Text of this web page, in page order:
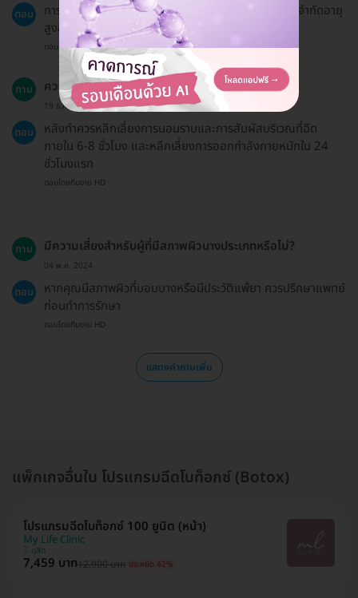
ตอบ
การทำโบท็อกซ์เหมาะสำหรับผู้ที่มีอายุ 18 ปีขึ้นไป และไม่จำกัดอายุ
สูงสุด
ตอบโดยทีมงาน HD
ถาม ควรหลีกเลี่ยงอะไรบ้างหลังการทำโบท็อกซ์?
19 ธ.ค. 2024
ตอบ
หลังทำควรหลีกเลี่ยงการนอนราบและการสัมผัสบริเวณที่ฉีด
ภายใน 6-8 ชั่วโมง และหลีกเลี่ยงการออกกำลังกายหนักใน 24
ชั่วโมงแรก
ตอบโดยทีมงาน HD
ถาม มีความเสี่ยงสำหรับผู้ที่มีสภาพผิวบางประเภทหรือไม่?
04 พ.ค. 2024
ตอบ
หากคุณมีสภาพผิวที่บอบบางหรือมีประวัติแพ้ยา ควรปรึกษาแพทย์
ก่อนทำการรักษา
ตอบโดยทีมงาน HD
แสดงคำถามเพิ่ม
แพ็กเกจอื่นใน โปรแกรมฉีดโบท็อกซ์ (Botox)
โปรแกรมฉีดโบท็อกซ์ 100 ยูนิต (หน้า)
My Life Clinic
ดุสิต
7,459 บาท12,900 บาท ประหยัด 42%